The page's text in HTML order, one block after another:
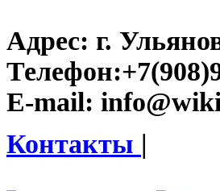
Адрес: г.
Телефон:
E-mail:
Контакты |